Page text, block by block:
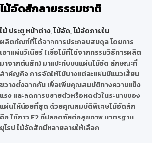
ไม้อัดสักลายธรรมชาติ
ไม้ ประตู หน้าต่าง,ไม้อัด,ไม้อัดภายใน
ผลิตภัณฑ์ที่ได้จากการประกอบสมดุล โดยการ
เอาแผ่นวีเนียร์ (เยื่อไม้ที่ได้จากกรรมวิธีการผลิต
มาจากต้นสัก) มาแปะทับบนแผ่นไม้อัด ลักษณะที่
สำคัญคือ การจัดให้ไม้บางแต่ละแผ่นมีแนวเสี้ยน
ขวางตั้งฉากกัน เพื่อเพิ่มคุณสมบัติทางความแข็ง
แรง และลดการขยายตัวหรือหดตัวในระนาบของ
แผ่นให้น้อยที่สุด ด้วยคุณสมบัติพิเศษไม้อัดสัก
คือ ใช้กาว E2 ที่ปลอดภัยต่อสุขภาพ มาตรฐาน
ยุโรป ไม้อัดสักมีหลายลายให้เลือก